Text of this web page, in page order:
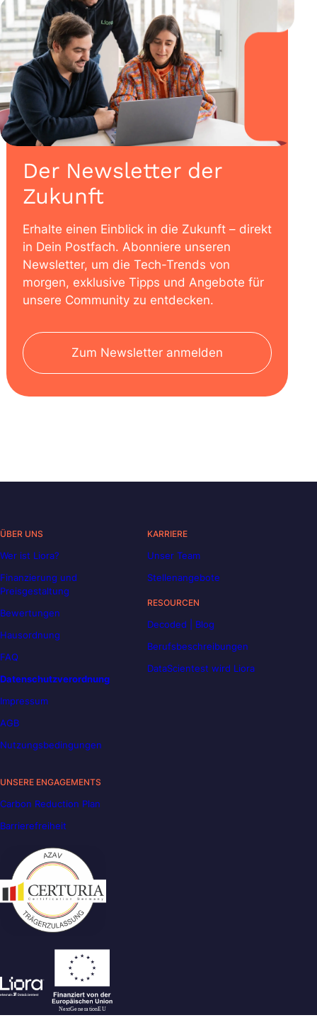
Der Newsletter der
Zukunft
Erhalte einen Einblick in die Zukunft – direkt
in Dein Postfach. Abonniere unseren
Newsletter, um die Tech-Trends von
morgen, exklusive Tipps und Angebote für
unsere Community zu entdecken.
Zum Newsletter anmelden
ÜBER UNS
Wer ist Liora?
Finanzierung und
Preisgestaltung
Bewertungen
Hausordnung
FAQ
Datenschutzverordnung
Impressum
AGB
Nutzungsbedingungen
KARRIERE
Unser Team
Stellenangebote
RESOURCEN
Decoded | Blog
Berufsbeschreibungen
DataScientest wird Liora
UNSERE ENGAGEMENTS
Carbon Reduction Plan
Barrierefreiheit